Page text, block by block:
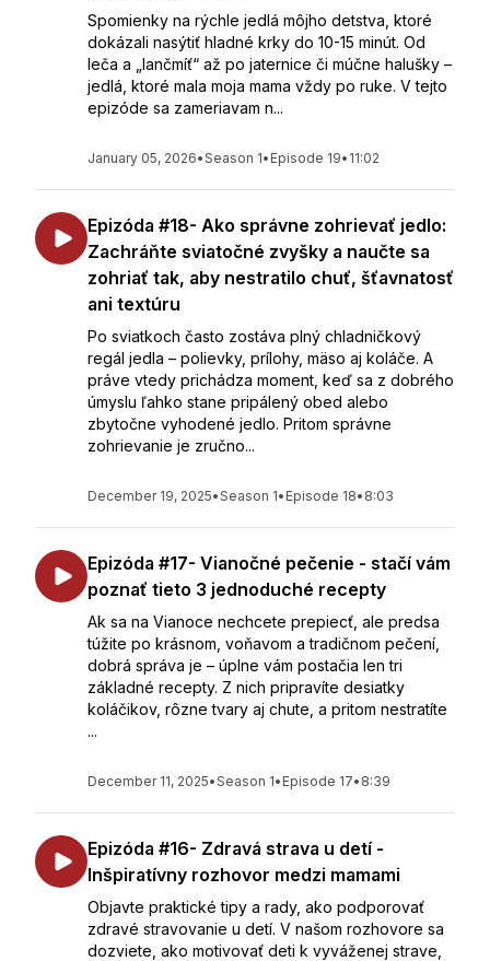
Spomienky na rýchle jedlá môjho detstva, ktoré
dokázali nasýtiť hladné krky do 10-15 minút. Od
leča a „lančmíť“ až po jaternice či múčne halušky –
jedlá, ktoré mala moja mama vždy po ruke. V tejto
epizóde sa zameriavam n...
January 05, 2026•Season 1• Episode 19• 11:02
Epizóda #18- Ako správne zohrievať jedlo:
Zachráňte sviatočné zvyšky a naučte sa
zohriať tak, aby nestratilo chuť, šťavnatosť
ani textúru
Po sviatkoch často zostáva plný chladničkový
regál jedla – polievky, prílohy, mäso aj koláče. A
práve vtedy prichádza moment, keď sa z dobrého
úmyslu ľahko stane pripálený obed alebo
zbytočne vyhodené jedlo. Pritom správne
zohrievanie je zručno...
December 19, 2025•Season 1• Episode 18• 8:03
Epizóda #17- Vianočné pečenie - stačí vám
poznať tieto 3 jednoduché recepty
Ak sa na Vianoce nechcete prepiecť, ale predsa
túžite po krásnom, voňavom a tradičnom pečení,
dobrá správa je – úplne vám postačia len tri
základné recepty. Z nich pripravíte desiatky
koláčikov, rôzne tvary aj chute, a pritom nestratíte
...
December 11, 2025•Season 1• Episode 17• 8:39
Epizóda #16- Zdravá strava u detí -
Inšpiratívny rozhovor medzi mamami
Objavte praktické tipy a rady, ako podporovať
zdravé stravovanie u detí. V našom rozhovore sa
dozviete, ako motivovať deti k vyváženej strave,